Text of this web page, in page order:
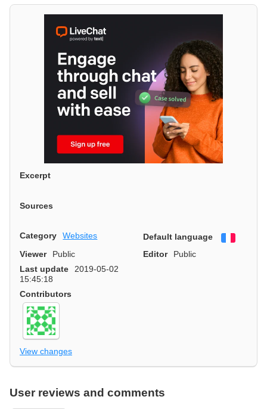
Excerpt
Sources
Category Websites Default language
Viewer
Public Editor
Public
Last update
2019-05-02
15:45:18
Contributors
View changes
User reviews and comments